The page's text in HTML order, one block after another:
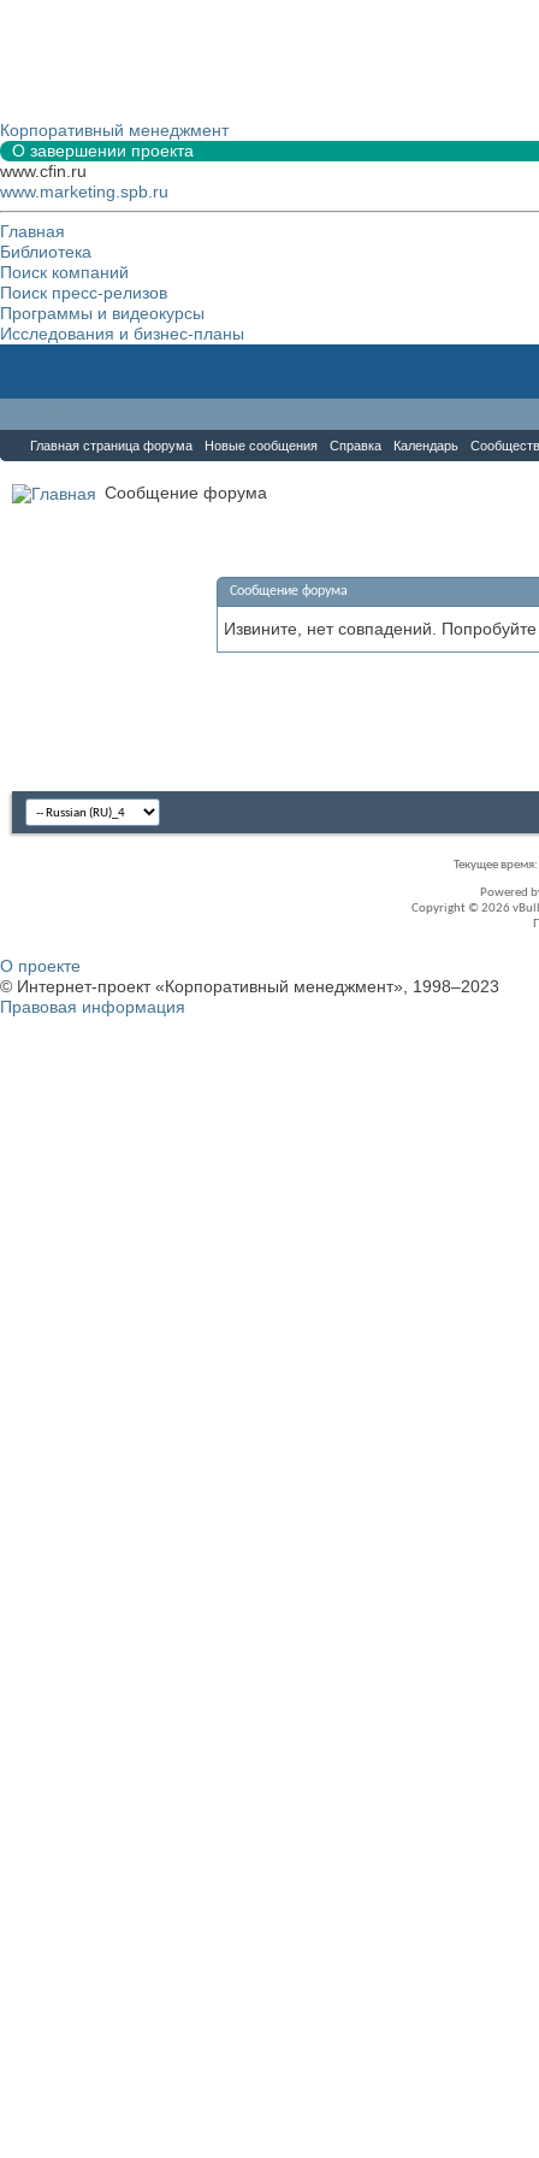
Корпоративный менеджмент
О завершении проекта
www.cfin.ru
www.marketing.spb.ru
Главная
Библиотека
Поиск компаний
Поиск пресс-релизов
Программы и видеокурсы
Исследования и бизнес-планы
Главная страница форума Новые сообщения Справка Календарь
Сообщение форума
Сообщение форума
Извините, нет совпадений.
Текущее время:
Powered
Copyright © 2026
О проекте
© Интернет-проект «Корпоративный менеджмент», 1998–2023
Правовая информация